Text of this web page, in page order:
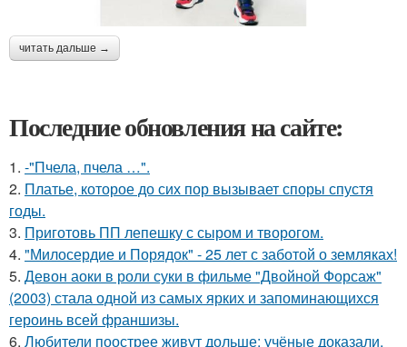
читать дальше →
Последние обновления на сайте:
1. -"Пчела, пчела …".
2. Платье, которое до сих пор вызывает споры спустя
годы.
3. Приготовь ПП лепешку с сыром и творогом.
4. "Милосердие и Порядок" - 25 лет с заботой о земляках!
5. Девон аоки в роли суки в фильме "Двойной Форсаж"
(2003) стала одной из самых ярких и запоминающихся
героинь всей франшизы.
6. Любители поострее живут дольше: учёные доказали,